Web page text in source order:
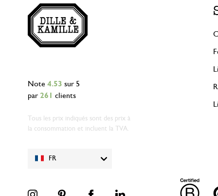
FR
Note 4.53 sur 5
par 261 clients
Tous les prix indiqués sont des prix à
la consommation et incluent la TVA.